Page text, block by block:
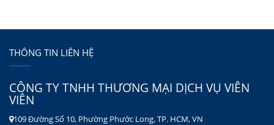
THÔNG TIN LIÊN HỆ
CÔNG TY TNHH THƯƠNG MẠI DỊCH VỤ VIÊN
VIÊN
109 Đường Số 10, Phường Phước Long, TP. HCM, VN